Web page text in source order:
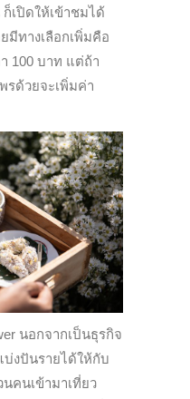
เปิดให้เข้าชมได้
มีทางเลือกเพิ่มคือ
100 บาท แต่ถ้า
รด้วยจะเพิ่มค่า
นอกจากเป็นธุรกิจ
บ่งปันรายได้ให้กับ
คนเข้ามาเที่ยว